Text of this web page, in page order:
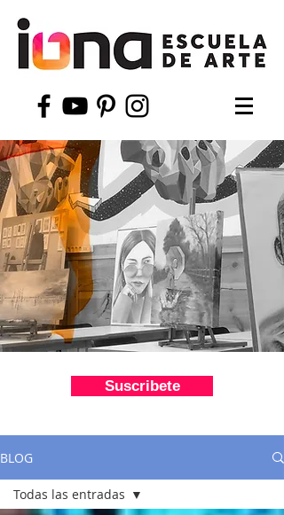
Suscribete
BLOG
Todas las entradas